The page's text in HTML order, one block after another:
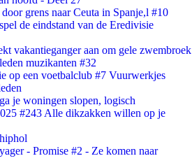
grens naar Ceuta in Spanje,l #10
de eindstand van de Eredivisie
vakantieganger aan om gele zwembroek
muzikanten #32
op een voetbalclub #7 Vuurwerkjes
je woningen slopen, logisch
#243 Alle dikzakken willen op je
- Promise #2 - Ze komen naar